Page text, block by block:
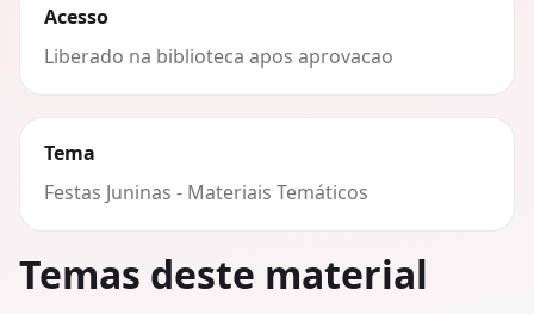
Acesso
Liberado na biblioteca apos aprovacao
Tema
Festas Juninas - Materiais Temáticos
Temas deste material